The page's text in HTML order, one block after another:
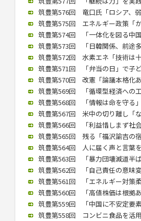
筑豊第576回 竜口氏「ロシア、
筑豊第575回 エネルギー政策「
筑豊第574回 「一体化を図る中
筑豊第573回 「日韓関係、前途
筑豊第572回 水素エネ「技術は
筑豊第571回 「弁当の日」で子
筑豊第570回 改憲「論議本格化
筑豊第569回 「循環型経済への
筑豊第568回 「情報は命を守る
筑豊第567回 米中の切り離し「
筑豊第566回 「利益惜しまず社
筑豊第565回 残る「福沢諭吉の
筑豊第564回 人に届く声と言葉
筑豊第563回 「暴力団壊滅道半
筑豊第562回 「自己責任の意味
筑豊第561回 「エネルギー対策
筑豊第560回 「高値株価は根拠
筑豊第559回 「中国に不安定要
筑豊第558回 コンビニ食品を活